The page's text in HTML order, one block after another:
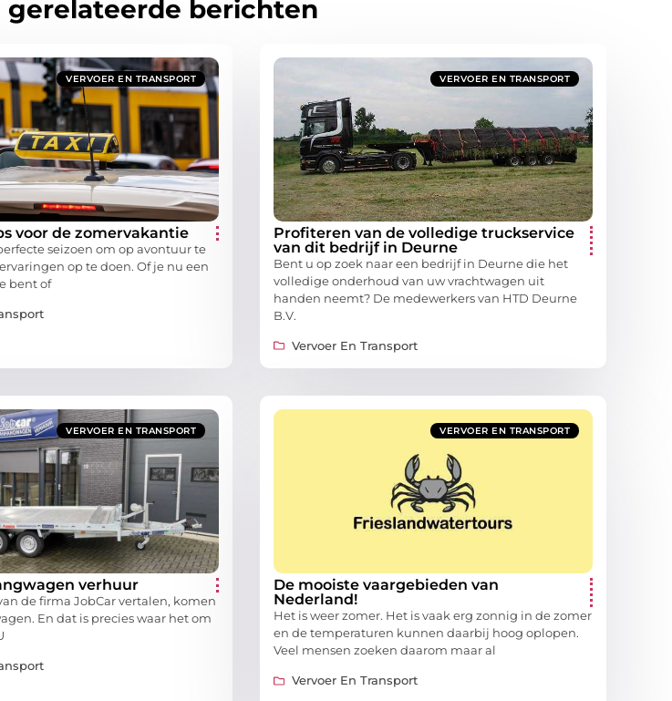
gerelateerde berichten
VERVOER EN TRANSPORT
voor de zomervakantie
seizoen om op avontuur te
op te doen. Of je nu een
bent of
VERVOER EN TRANSPORT
Profiteren van de volledige truckservice
van dit bedrijf in Deurne
Bent u op zoek naar een bedrijf in Deurne die het
volledige onderhoud van uw vrachtwagen uit
handen neemt? De medewerkers van HTD Deurne
B.V.
Vervoer En Transport
VERVOER EN TRANSPORT
verhuur
de firma JobCar vertalen, komen
En dat is precies waar het om
VERVOER EN TRANSPORT
De mooiste vaargebieden van
Nederland!
Het is weer zomer. Het is vaak erg zonnig in de zomer
en de temperaturen kunnen daarbij hoog oplopen.
Veel mensen zoeken daarom maar al
Vervoer En Transport